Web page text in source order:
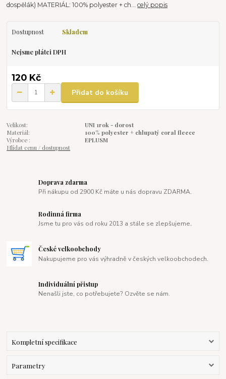
dospělák) MATERIÁL: 100% polyester + ch...celý popis
Dostupnost Skladem
Nejsme plátci DPH
120 Kč
Přidat do košíku
Velikost:
UNI 1rok - dorost
Materiál:
100% polyester + chlupatý coral fleece
Výrobce :
EPLUSM
Hlídat cenu / dostupnost
Doprava zdarma
Při nákupu od 2900 Kč máte u nás dopravu ZDARMA.
Rodinná firma
Jsme tu pro vás od roku 2013 a stále se zlepšujeme.
České velkoobchody
Nakupujeme pro vás výhradně v českých velkoobchodech.
Individuální přistup
Nenašli jste, co potřebujete? Ozvěte se nám.
Kompletní specifikace
Parametry